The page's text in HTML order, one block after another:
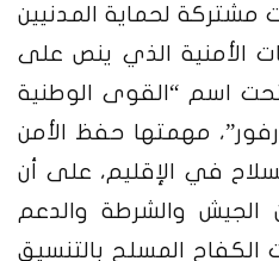
مشتركة لحماية المدنيين
الأمنية الذي ينص على
اسم “القوى الوطنية
مهمتها حفظ الأمن
في الإقليم، على أن
والشرطة والدعم
المسلح بالتنسيق